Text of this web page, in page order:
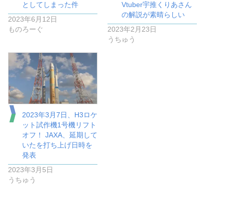
としてしまった件
2023年6月12日
ものろーぐ
Vtuber宇推くりあさん
の解説が素晴らしい
2023年2月23日
うちゅう
2023年3月7日、H3ロケ
ット試作機1号機リフト
オフ！ JAXA、延期して
いたを打ち上げ日時を
発表
2023年3月5日
うちゅう